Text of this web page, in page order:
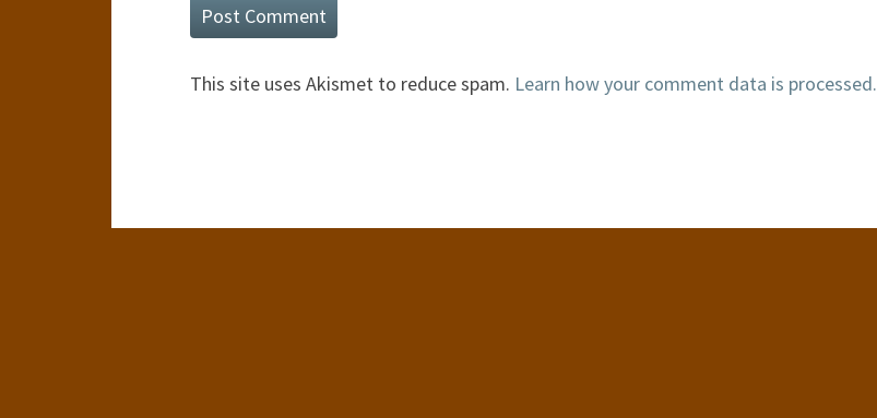
This site uses Akismet to reduce spam. Learn how your comment data is processed.